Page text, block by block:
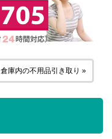
倉庫内の不用品引き取り »